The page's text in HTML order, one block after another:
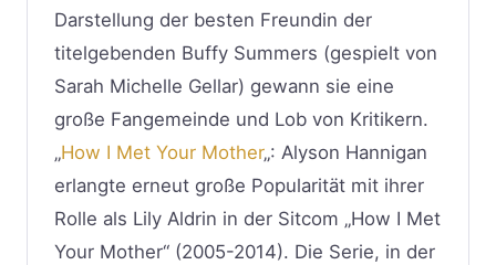
Darstellung der besten Freundin der
titelgebenden Buffy Summers (gespielt von
Sarah Michelle Gellar) gewann sie eine
große Fangemeinde und Lob von Kritikern.
„How I Met Your Mother„: Alyson Hannigan
erlangte erneut große Popularität mit ihrer
Rolle als Lily Aldrin in der Sitcom „How I Met
Your Mother“ (2005-2014). Die Serie, in der